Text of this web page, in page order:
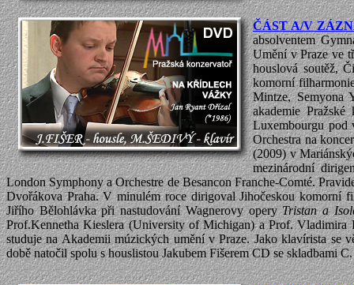
ČÁST A/V
absolventem
Umění v Praze ve
houslová soutěž,
komorní
Mintze, Semyona
akademie
Luxembourgu pod
Orchestra na
(2009) v
mezinárodní
London Symphony a Orchestre de Besancon Franche-Comté.
Dvořákova Praha. V minulém roce dirigoval Jihočeskou komorní
Jiřího Bělohlávka při nastudování Wagnerovy operyTristan a
Prof.Kennetha Kieslera (University of Michigan) a Prof. Vladimira
studuje na Akademii múzických umění v Praze. Jako klavírista
době natočil spolu s houslistou Jakubem Fišerem CD se skladbami